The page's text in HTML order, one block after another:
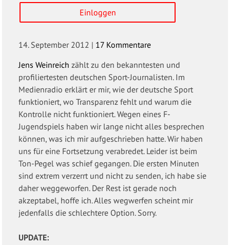
Einloggen
14. September 2012 | 17 Kommentare
Jens Weinreich zählt zu den bekanntesten und
profiliertesten deutschen Sport-Journalisten. Im
Medienradio erklärt er mir, wie der deutsche Sport
funktioniert, wo Transparenz fehlt und warum die
Kontrolle nicht funktioniert. Wegen eines F-
Jugendspiels haben wir lange nicht alles besprechen
können, was ich mir aufgeschrieben hatte. Wir haben
uns für eine Fortsetzung verabredet. Leider ist beim
Ton-Pegel was schief gegangen. Die ersten Minuten
sind extrem verzerrt und nicht zu senden, ich habe sie
daher weggeworfen. Der Rest ist gerade noch
akzeptabel, hoffe ich. Alles wegwerfen scheint mir
jedenfalls die schlechtere Option. Sorry.
UPDATE: